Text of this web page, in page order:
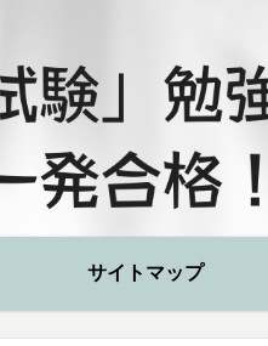
サイトマップ